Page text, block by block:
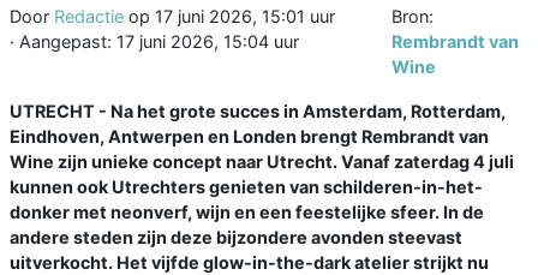
Door Redactie op 17 juni 2026, 15:01 uur
· Aangepast: 17 juni 2026, 15:04 uur
Bron:
Rembrandt van
Wine
UTRECHT - Na het grote succes in Amsterdam, Rotterdam,
Eindhoven, Antwerpen en Londen brengt Rembrandt van
Wine zijn unieke concept naar Utrecht. Vanaf zaterdag 4 juli
kunnen ook Utrechters genieten van schilderen-in-het-
donker met neonverf, wijn en een feestelijke sfeer. In de
andere steden zijn deze bijzondere avonden steevast
uitverkocht. Het vijfde glow-in-the-dark atelier strijkt nu